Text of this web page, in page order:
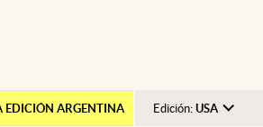
EDICIÓN ARGENTINA Edición: USA